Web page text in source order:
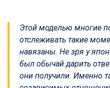
Этой моделью многие
отслеживать такие
навязаны. Не зря у
был обычай дарить
они получили. Именно